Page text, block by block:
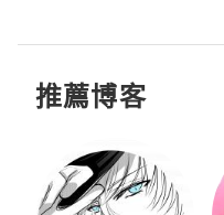
推薦博客